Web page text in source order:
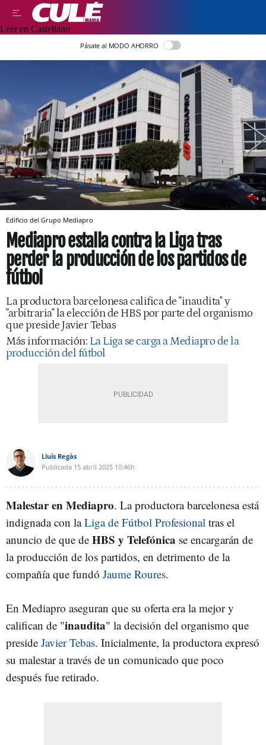
Leer en Castellano
Pásate al MODO AHORRO
Edificio del Grupo Mediapro
Mediapro estalla contra la Liga tras
perder la producción de los partidos de
fútbol
La productora barcelonesa califica de "inaudita" y
"arbitraria" la elección de HBS por parte del organismo
que preside Javier Tebas
Más información: La Liga se carga a Mediapro de la
producción del fútbol
Lluís Regàs
Publicada 15 abril 2025 10:46h
Malestar en Mediapro. La productora barcelonesa está
indignada con laLiga de Fútbol Profesional tras el
anuncio de que de HBS y Telefónica se encargarán de
la producción de los partidos, en detrimento de la
compañía que fundó Jaume Roures.
En Mediapro aseguran que su oferta era la mejor y
califican de "inaudita" la decisión del organismo que
preside Javier Tebas. Inicialmente, la productora expresó
su malestar a través de un comunicado que poco
después fue retirado.